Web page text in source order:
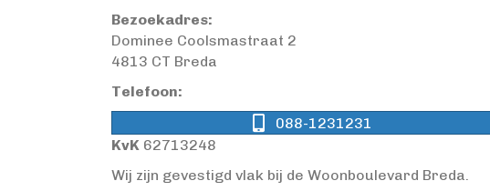
Bezoekadres:
Dominee Coolsmastraat 2
4813 CT Breda
Telefoon:
088-1231231
KvK 62713248
Wij zijn gevestigd vlak bij de Woonboulevard Breda.